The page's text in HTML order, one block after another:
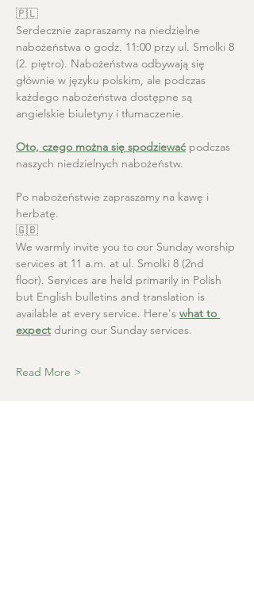
🇵🇱
Serdecznie zapraszamy na niedzielne
nabożeństwa o godz. 11:00 przy ul. Smolki 8
(2. piętro). Nabożeństwa odbywają się
głównie w języku polskim, ale podczas
każdego nabożeństwa dostępne są
angielskie biuletyny i tłumaczenie.
Oto, czego można się spodziewać podczas
naszych niedzielnych nabożeństw.
Po nabożeństwie zapraszamy na kawę i
herbatę.
🇬🇧
We warmly invite you to our Sunday worship
services at 11 a.m. at ul. Smolki 8 (2nd
floor). Services are held primarily in Polish
but English bulletins and translation is
available at every service. Here's what to
expect during our Sunday services.
Read More >